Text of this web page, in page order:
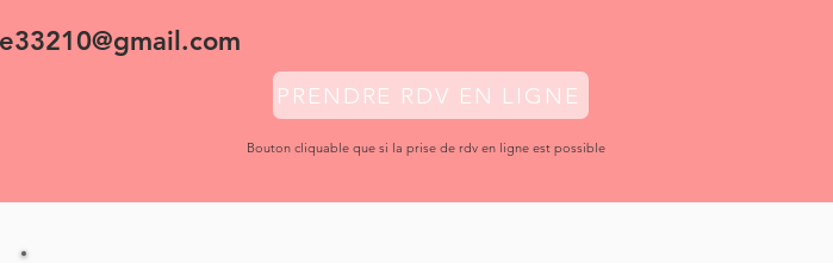
PRENDRE RDV EN LIGNE
Bouton cliquable que si la prise de rdv en ligne est possible